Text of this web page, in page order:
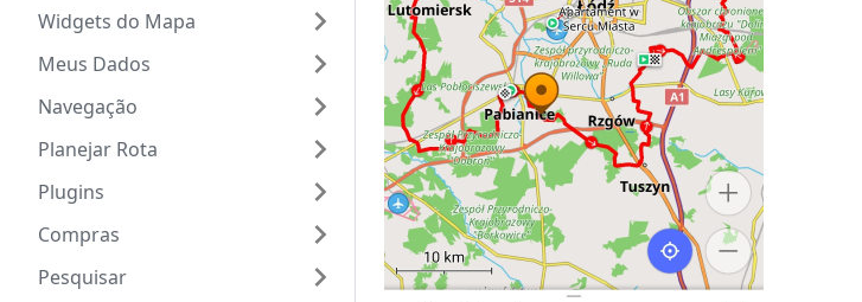
Widgets do Mapa
Meus Dados
Navegação
Planejar Rota
Plugins
Compras
Pesquisar